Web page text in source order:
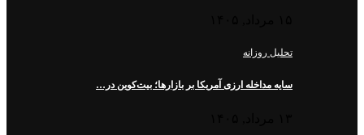
تحلیل روزانه
سایه مداخله ارزی آمریکا بر بازارها؛ بیت‌کوین در…